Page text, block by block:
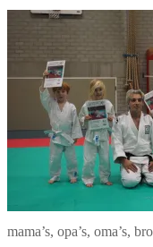
mama’s, opa’s, oma’s,